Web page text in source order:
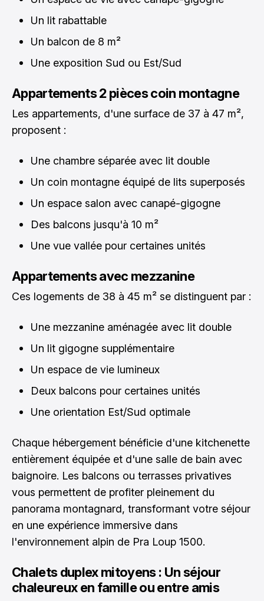
Un lit rabattable
Un balcon de 8 m²
Une exposition Sud ou Est/Sud
Appartements 2 pièces coin montagne
Les appartements, d'une surface de 37 à 47 m²,
proposent :
Une chambre séparée avec lit double
Un coin montagne équipé de lits superposés
Un espace salon avec canapé-gigogne
Des balcons jusqu'à 10 m²
Une vue vallée pour certaines unités
Appartements avec mezzanine
Ces logements de 38 à 45 m² se distinguent par :
Une mezzanine aménagée avec lit double
Un lit gigogne supplémentaire
Un espace de vie lumineux
Deux balcons pour certaines unités
Une orientation Est/Sud optimale
Chaque hébergement bénéficie d'une kitchenette
entièrement équipée et d'une salle de bain avec
baignoire. Les balcons ou terrasses privatives
vous permettent de profiter pleinement du
panorama montagnard, transformant votre séjour
en une expérience immersive dans
l'environnement alpin de Pra Loup 1500.
Chalets duplex mitoyens : Un séjour
chaleureux en famille ou entre amis